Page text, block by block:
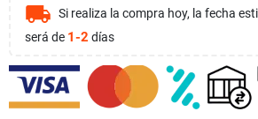
local_shipping Si realiza la compra hoy, la fecha
será de 1-2 días